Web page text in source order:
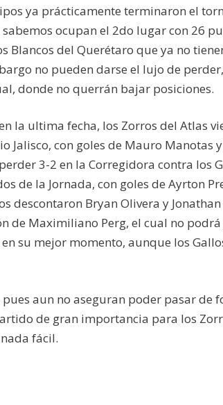
ya prácticamente terminaron el
ocupan el 2do lugar con 26
Blancos del Querétaro que ya no
no pueden darse el lujo de
donde no querrán bajar posiciones.
la ultima fecha, los Zorros del Atlas
Jalisco, con goles de Mauro Manotas
3-2 en la Corregidora contra los
de la Jornada, con goles de Ayrton
descontaron Bryan Olivera y Jonathan
de Maximiliano Perg, el cual no
su mejor momento, aunque los
aun no aseguran poder pasar de
de gran importancia para los
fácil.